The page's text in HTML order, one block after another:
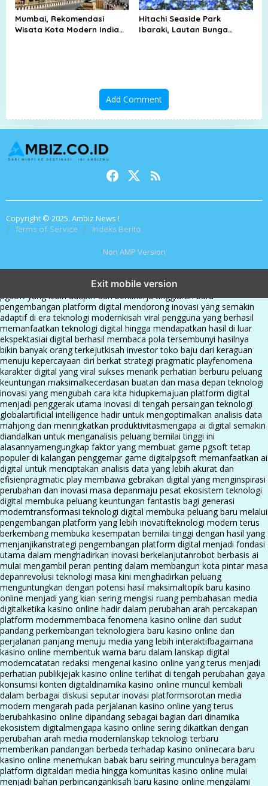
Mumbai, Rekomendasi
Wisata Kota Modern India
Hitachi Seaside Park
Ibaraki, Lautan Bunga
Add Comment
Copyright © 2025. Ambiz News !
Terms of Service Indeks Berita
Non AMP Version
Exit mobile version
menghadirkan inovasi berkualitasai digital menjadi kunci analisis data
pgsoft yang lebih adaptif dan berkinerja tinggiarah baru
pengembangan platform digital mendorong inovasi yang semakin
adaptif di era teknologi modernkisah viral pengguna yang berhasil
memanfaatkan teknologi digital hingga mendapatkan hasil di luar
ekspektasiai digital berhasil membaca pola tersembunyi hasilnya
bikin banyak orang terkejutkisah investor toko baju dari keraguan
menuju kepercayaan diri berkat strategi pragmatic playfenomena
karakter digital yang viral sukses menarik perhatian berburu peluang
keuntungan maksimalkecerdasan buatan dan masa depan teknologi
inovasi yang mengubah cara kita hidupkemajuan platform digital
menjadi penggerak utama inovasi di tengah persaingan teknologi
globalartificial intelligence hadir untuk mengoptimalkan analisis data
mahjong dan meningkatkan produktivitasmengapa ai digital semakin
diandalkan untuk menganalisis peluang bernilai tinggi ini
alasannyamengungkap faktor yang membuat game pgsoft tetap
populer di kalangan penggemar game digitalpgsoft memanfaatkan ai
digital untuk menciptakan analisis data yang lebih akurat dan
efisienpragmatic play membawa gebrakan digital yang menginspirasi
perubahan dan inovasi masa depanmaju pesat ekosistem teknologi
digital membuka peluang keuntungan fantastis bagi generasi
moderntransformasi teknologi digital membuka peluang baru melalui
pengembangan platform yang lebih inovatifteknologi modern terus
berkembang membuka kesempatan bernilai tinggi dengan hasil yang
menjanjikanstrategi pengembangan platform digital menjadi fondasi
utama dalam menghadirkan inovasi berkelanjutanrobot berbasis ai
mulai mengambil peran penting dalam membangun kota pintar masa
depanrevolusi teknologi masa kini menghadirkan peluang
menguntungkan dengan potensi hasil maksimaltopik baru kasino
online menjadi yang kian sering mengisi ruang pembahasan media
digitalketika kasino online hadir dalam perubahan arah percakapan
platform modernmembaca fenomena kasino online dari sudut
pandang perkembangan teknologiera baru kasino online dan
perjalanan panjang menuju media yang lebih interaktifbagaimana
kasino online membentuk warna baru dalam lanskap digital
moderncatatan redaksi mengenai kasino online yang terus menjadi
perhatian publikjejak kasino online terlihat di tengah perubahan gaya
konsumsi konten digitaldinamika kasino online muncul kembali
dalam berbagai diskusi seputar inovasi platformsorotan media
modern mengarah pada perjalanan kasino online yang terus
berubahkasino online dipandang sebagai bagian dari dinamika
ekosistem digitalmengapa kasino online sering dikaitkan dengan
perubahan arah media modernlanskap teknologi terbaru
memberikan pandangan berbeda terhadap kasino onlinecara baru
kasino online menemukan babak baru seiring munculnya beragam
platform digitaldari media hingga komunitas kasino online mulai
menjadi bahan perbincangankisah baru kasino online mengalami